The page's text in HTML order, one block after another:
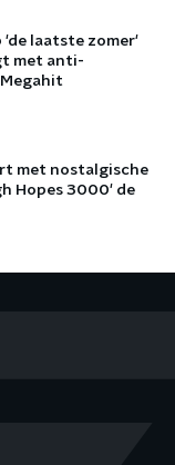
laatste zomer'
met anti-
met nostalgische
Hopes 3000' de